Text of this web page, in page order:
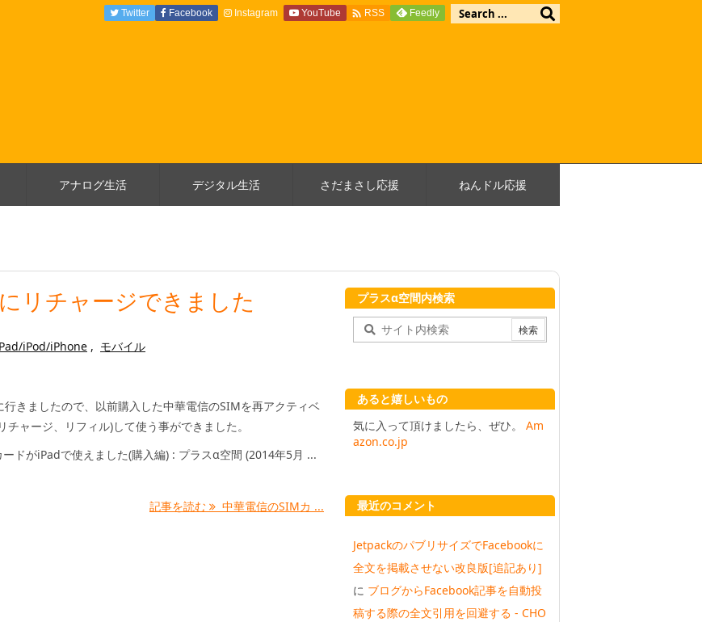
アナログ生活 デジタル生活 さだまさし応援 ねんドル応援
Twitter Facebook Instagram YouTube  RSS Feedly
リチャージできました
iPod/iPhone , モバイル
行きましたので、以前購入した中華電信のSIMを再アクティベ
チャージ、リフィル)して使う事ができました。
ドがiPadで使えました(購入編) : プラスα空間 (2014年5月 ...
記事を読む 中華電信のSIMカ ...
プラスα空間内検索
あると嬉しいもの
気に入って頂けましたら、ぜひ。 Am
azon.co.jp
最近のコメント
JetpackのパブリサイズでFacebookに
全文を掲載させない改良版[追記あり]
に ブログからFacebook記事を自動投
稿する際の全文引用を回避する - CHO